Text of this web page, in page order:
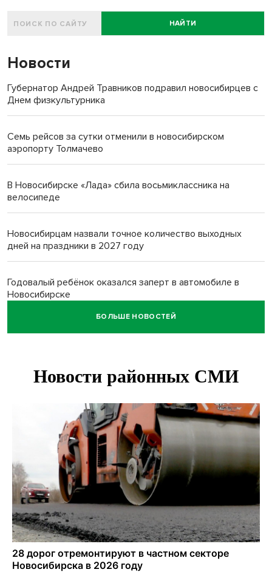
НАЙТИ
Новости
Губернатор Андрей Травников подравил новосибирцев с
Днем физкультурника
Семь рейсов за сутки отменили в новосибирском
аэропорту Толмачево
В Новосибирске «Лада» сбила восьмиклассника на
велосипеде
Новосибирцам назвали точное количество выходных
дней на праздники в 2027 году
Годовалый ребёнок оказался заперт в автомобиле в
Новосибирске
Всем миром: жители новосибирской деревни помогли
Новосибирцам объяснили новые правила сверхурочной
Новосибирский пенсионер насмерть забил тростью
пьющего сына подруги
Площадь у Монумента Славы в Новосибирске пошла
трещинами сразу после ремонта
БОЛЬШЕ НОВОСТЕЙ